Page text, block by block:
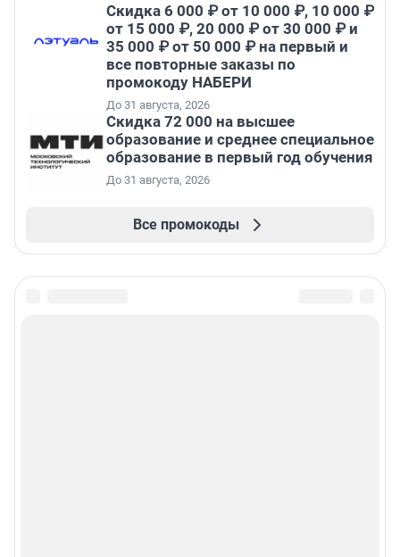
Скидка 6 000 ₽ от 10 000 ₽, 10 000 ₽
от 15 000 ₽, 20 000 ₽ от 30 000 ₽ и
35 000 ₽ от 50 000 ₽ на первый и
все повторные заказы по
промокоду НАБЕРИ
До 31 августа, 2026
Скидка 72 000 на высшее
образование и среднее специальное
образование в первый год обучения
До 31 августа, 2026
Все промокоды